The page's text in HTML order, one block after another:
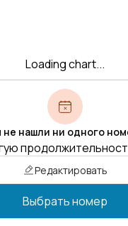
Loading chart...
нашли ни одного
Редактировать
Выбрать номер